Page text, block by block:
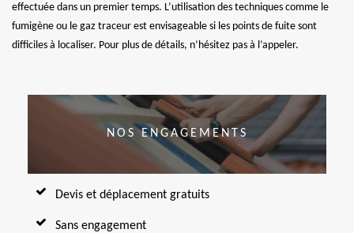
effectuée dans un premier temps. L’utilisation des techniques comme le
fumigène ou le gaz traceur est envisageable si les points de fuite sont
difficiles à localiser. Pour plus de détails, n’hésitez pas à l’appeler.
NOS ENGAGEMENTS
Devis et déplacement gratuits
Sans engagement